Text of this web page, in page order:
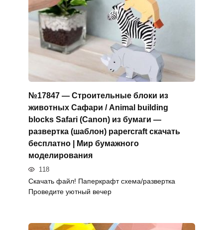
№17847 — Строительные блоки из
животных Сафари / Animal building
blocks Safari (Canon) из бумаги —
развертка (шаблон) papercraft скачать
бесплатно | Мир бумажного
моделирования
118
Скачать файл! Паперкрафт схема/развертка
Проведите уютный вечер